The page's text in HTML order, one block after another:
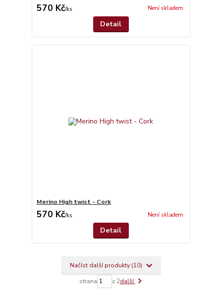
570 Kč/ks Není skladem
Detail
Merino High twist - Cork
570 Kč/ks Není skladem
Detail
Načíst další produkty (10)
strana z 2další